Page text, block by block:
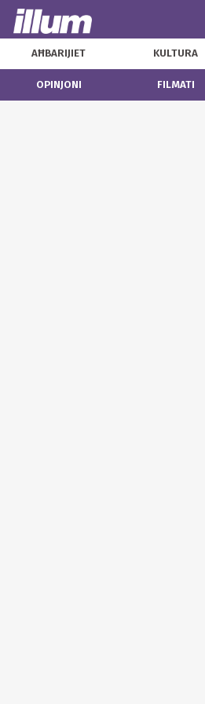
AĦBARIJIET KULTURA
OPINJONI FILMATI